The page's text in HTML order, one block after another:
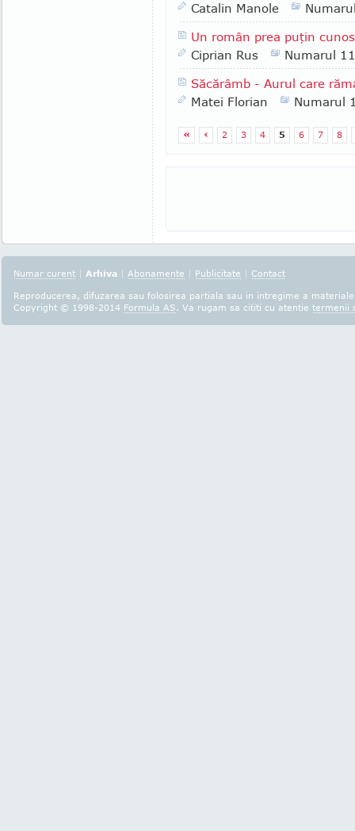
Catalin Manole
Un român prea puţin
Ciprian Rus
Numarul
Săcărâmb - Aurul care
Matei Florian
Numarul
« ‹ 2 3 4 5 6 7 8
Numar curent | Arhiva | Abonamente | Publicitate | Contact
Reproducerea, difuzarea sau folosirea partiala sau in intregime a
Copyright © 1998-2014 Formula AS. Va rugam sa cititi cu atentie termenii